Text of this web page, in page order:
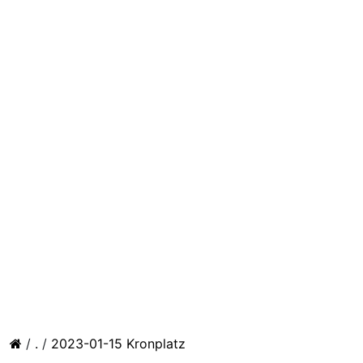
/ . / 2023-01-15 Kronplatz